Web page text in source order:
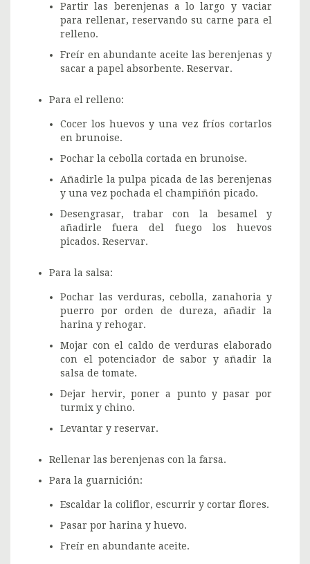
Partir las berenjenas a lo largo y vaciar
para rellenar, reservando su carne para el
relleno.
Freír en abundante aceite las berenjenas y
sacar a papel absorbente. Reservar.
Para el relleno:
Cocer los huevos y una vez fríos cortarlos
en brunoise.
Pochar la cebolla cortada en brunoise.
Añadirle la pulpa picada de las berenjenas
y una vez pochada el champiñón picado.
Desengrasar, trabar con la besamel y
añadirle fuera del fuego los huevos
picados. Reservar.
Para la salsa:
Pochar las verduras, cebolla, zanahoria y
puerro por orden de dureza, añadir la
harina y rehogar.
Mojar con el caldo de verduras elaborado
con el potenciador de sabor y añadir la
salsa de tomate.
Dejar hervir, poner a punto y pasar por
turmix y chino.
Levantar y reservar.
Rellenar las berenjenas con la farsa.
Para la guarnición:
Escaldar la coliflor, escurrir y cortar flores.
Pasar por harina y huevo.
Freír en abundante aceite.